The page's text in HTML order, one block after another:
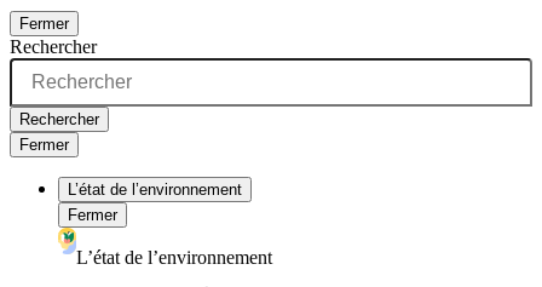
Fermer
Rechercher
Rechercher
Fermer
L’état de l’environnement
Fermer
L’état de l’environnement